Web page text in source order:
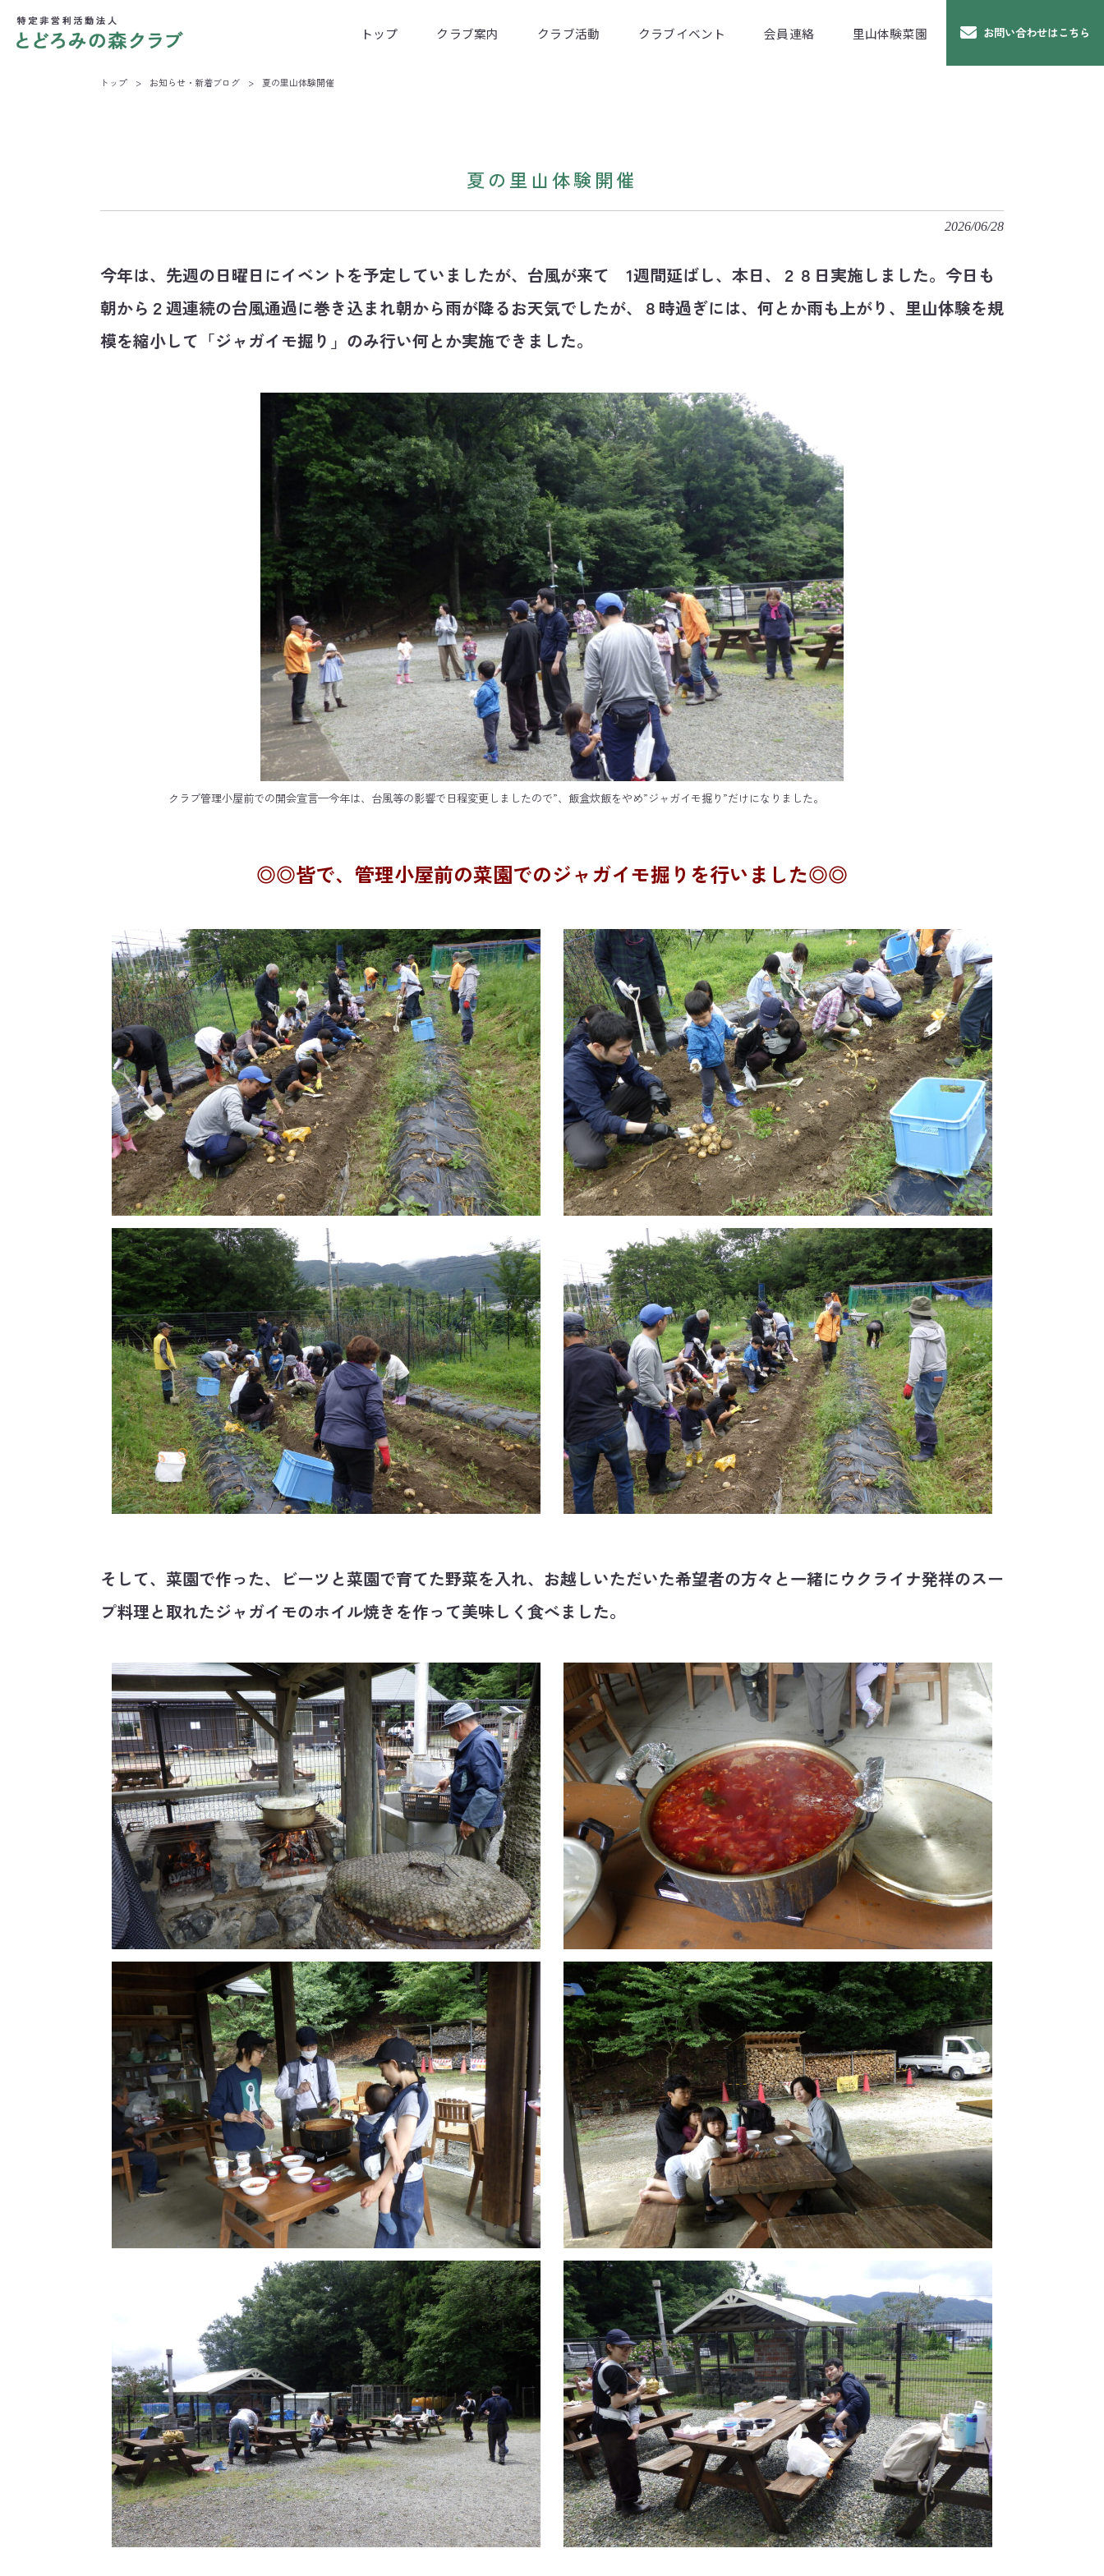
トップ クラブ案内 クラブ活動 クラブイベント 会員連絡 里山体験菜園 お問い合わせはこちら
トップ > お知らせ・新着ブログ > 夏の里山体験開催
夏の里山体験開催
2026/06/28
今年は、先週の日曜日にイベントを予定していましたが、台風が来て 1週間延ばし、本日、２８日実施しました。今日も
朝から２週連続の台風通過に巻き込まれ朝から雨が降るお天気でしたが、８時過ぎには、何とか雨も上がり、里山体験を規
模を縮小して「ジャガイモ掘り」のみ行い何とか実施できました。
クラブ管理小屋前での開会宣言—今年は、台風等の影響で日程変更しましたので”、飯盒炊飯をやめ”ジャガイモ掘り”だけになりました。
◎◎皆で、管理小屋前の菜園でのジャガイモ掘りを行いました◎◎
そして、菜園で作った、ビーツと菜園で育てた野菜を入れ、お越しいただいた希望者の方々と一緒にウクライナ発祥のスー
プ料理と取れたジャガイモのホイル焼きを作って美味しく食べました。